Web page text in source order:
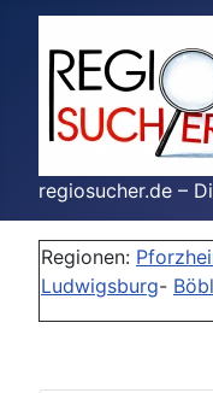
regiosucher.de –
Regionen:
Ludwigsburg-